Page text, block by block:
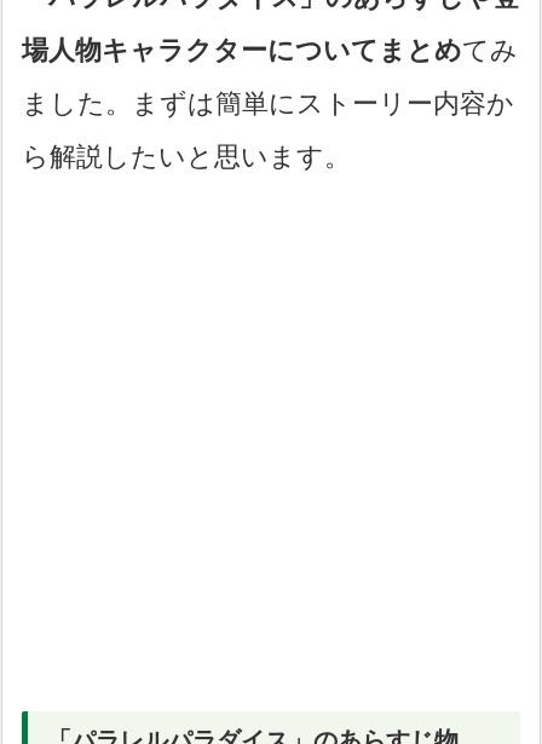
場人物キャラクターについてまとめてみ
ました。まずは簡単にストーリー内容か
ら解説したいと思います。